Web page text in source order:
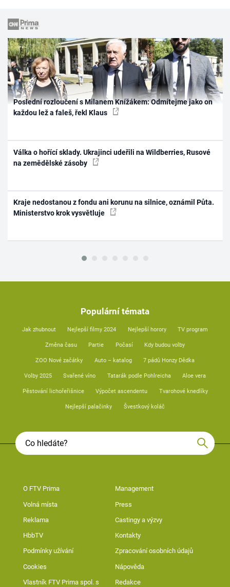
Poslední rozloučení s Milanem Knížákem: Odmítejme jako on
každou lež a faleš, řekl Klaus
Válka o hořící sklady. Ukrajinci udeřili na Wildberries, Rusové
na zemědělské zásoby
Kraje nedostanou z fondu ani korunu na silnice, oznámil Půta.
Ministerstvo krok vysvětluje
Populární témata
Jak zhubnout Nejlepší filmy 2024 Nejlepší horory TV program
Změna času Partie Počasí Kdy budou volby
ZOO Nové začátky Auto – katalog 7 pádů Honzy Dědka
Volby 2025 Svařené víno Tatarák podle Pohlreicha Aloe vera
Pěstování lichořeřišnice Výpočet ascendentu Tvarohové knedlíky
Nejlepší palačinky Švestkový koláč
O FTV Prima Management
Volná místa Press
Reklama Castingy a výzvy
HbbTV Kontakty
Podmínky užívání Zpracování osobních údajů
Cookies Nápověda
Vlastník FTV Prima spol. s Redakce